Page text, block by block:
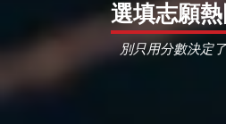
選填志願
別只用分數決定